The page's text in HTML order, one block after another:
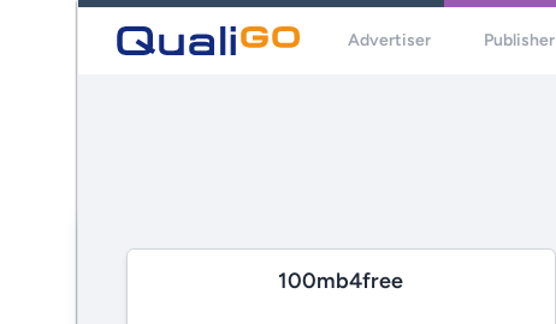
Advertiser Publisher
100mb4free